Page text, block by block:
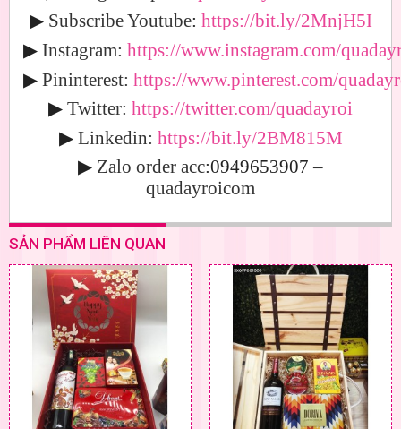
▶ Subscribe Youtube: https://bit.ly/2MnjH5I
▶ Instagram: https://www.instagram.com/
▶ Pininterest: https://www.pinterest.com/
▶ Twitter: https://twitter.com/quadayroi
▶ Linkedin: https://bit.ly/2BM815M
▶ Zalo order acc:0949653907–
quadayroicom
SẢN PHẨM LIÊN QUAN